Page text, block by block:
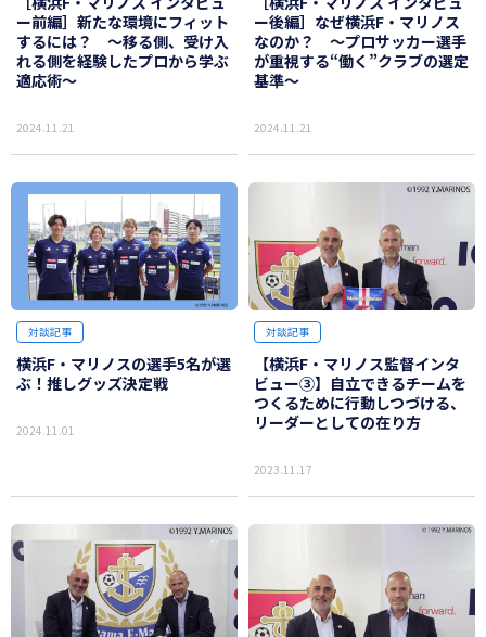
ー前編］新たな環境にフィット
するには？ ～移る側、受け入
れる側を経験したプロから学ぶ
適応術～
2024.11.21
ー後編］なぜ横浜F・マリノス
なのか？ ～プロサッカー選手
が重視する“働く”クラブの選定
基準～
2024.11.21
対談記事
横浜F・マリノスの選手5名が選
ぶ！推しグッズ決定戦
2024.11.01
対談記事
【横浜F・マリノス監督インタ
ビュー③】自立できるチームを
つくるために行動しつづける、
リーダーとしての在り方
2023.11.17